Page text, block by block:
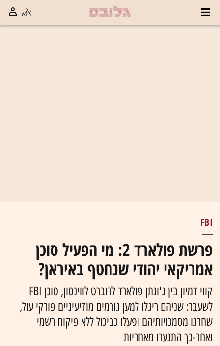
FBI
פרשת פולארד 2: מי הפעיל סוכן
אמריקאי יהודי שנחטף באיראן?
קווי דמיון בין ג'ונתן פולארד לרוברט לווינסון, סוכן FBI
לשעבר: שניהם ריגלו למען גורמים מודיעיניים פורקי עול,
שחרגו מסמכויותיהם ופעלו כביכול ללא פיקוח רשמי
ואחר-כך התנערו מאחריות